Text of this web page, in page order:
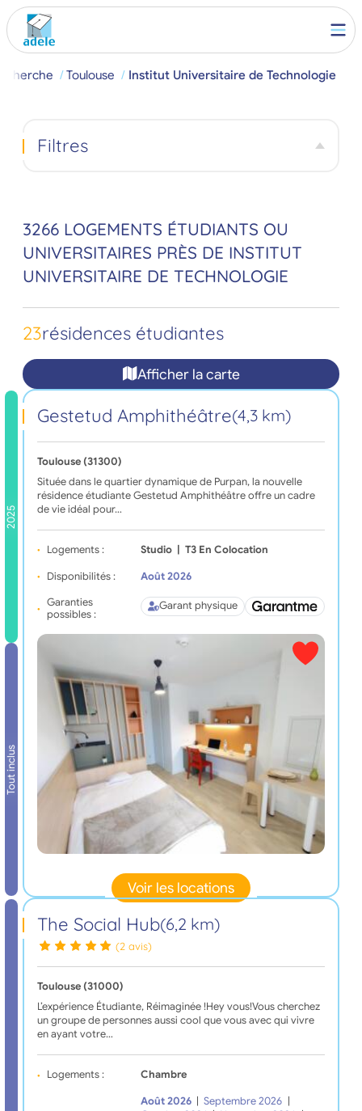
Toulouse Institut Universitaire de Technologie
3266 LOGEMENTS ÉTUDIANTS OU
UNIVERSITAIRES PRÈS DE INSTITUT
UNIVERSITAIRE DE TECHNOLOGIE
23résidences étudiantes
Afficher la carte
2025
Tout inclus
Gestetud Amphithéâtre(4,3 km)
Toulouse (31300)
Située dans le quartier dynamique de Purpan, la nouvelle
résidence étudiante Gestetud Amphithéâtre offre un cadre
de vie idéal pour…
Logements : Studio | T3 En Colocation
Disponibilités :
Août 2026
Garanties
possibles :
Garant physique
Voir les locations
The Social Hub(6,2 km)
(2 avis)
Toulouse (31000)
L’expérience Étudiante, Réimaginée !Hey vous!Vous cherchez
un groupe de personnes aussi cool que vous avec qui vivre
en ayant votre…
Logements : Chambre
Août 2026 Septembre 2026
Filtres